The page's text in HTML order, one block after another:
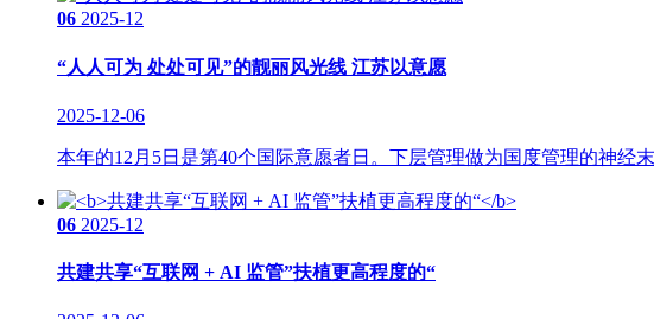
06 2025-12
“人人可为 处处可见”的靓丽风光线 江苏以意愿
2025-12-06
本年的12月5日是第40个国际意愿者日。下层管理做为国度管理的神经
06 2025-12
共建共享“互联网 + AI 监管”扶植更高程度的“